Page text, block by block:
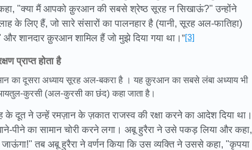
"क्या मैं आपको क़ुरआन की सबसे श्रेष्ठ सूरह न सिखाऊं?" उन्होंने
के लिए हैं, जो सारे संसारों का पालनहार है (यानी, सूरह अल-फातिहा)
शानदार क़ुरआन शामिल हैं जो मुझे दिया गया था। ”[3]
प्राप्त होता है
का दूसरा अध्याय सूरह अल-बकरा है । यह क़ुरआन का सबसे लंबा अध्याय भी
कुरसी (अल-कुरसी का छंद) कहा जाता है।
के दूत ने उन्हें रमज़ान के ज़कात राजस्व की रक्षा करने का आदेश दिया था।
पीने का सामान चोरी करने लगा। अबू हुरैरा ने उसे पकड़ लिया और कहा,
तब अबू हुरैरा ने वर्णन किया कि उस व्यक्ति ने उससे कहा, "कृपया